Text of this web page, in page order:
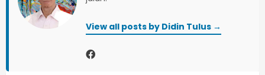
a
View all posts by Didin Tulus →